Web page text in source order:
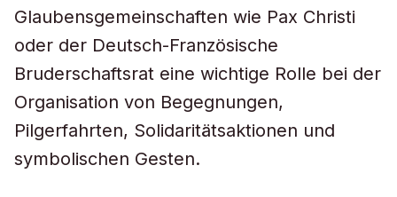
Glaubensgemeinschaften wie Pax Christi
oder der Deutsch-Französische
Bruderschaftsrat eine wichtige Rolle bei der
Organisation von Begegnungen,
Pilgerfahrten, Solidaritätsaktionen und
symbolischen Gesten.